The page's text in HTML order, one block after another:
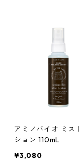
アミノバイオ ミス
ション 110mL
¥3,080